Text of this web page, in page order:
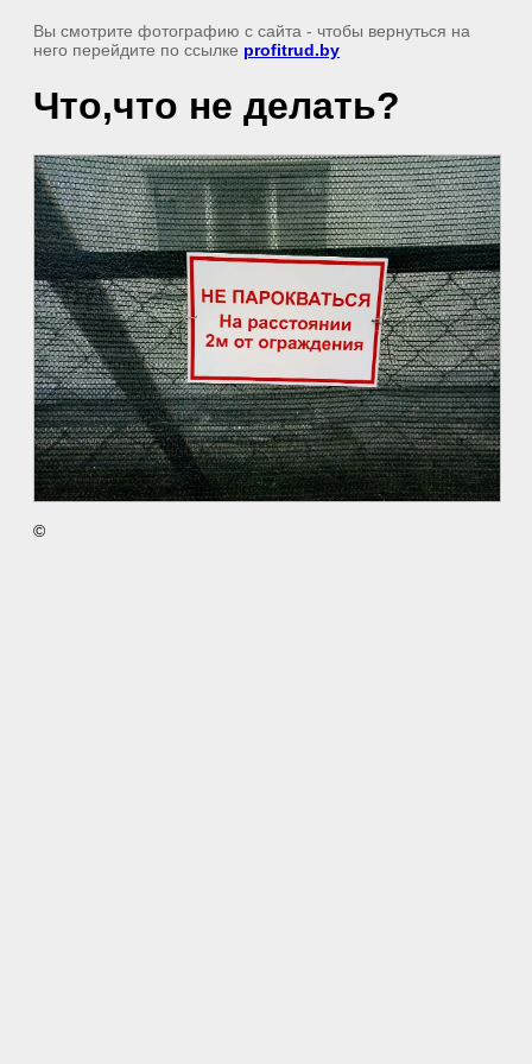
Вы смотрите фотографию с сайта - чтобы вернуться на
него перейдите по ссылке profitrud.by
Что,что не делать?
©